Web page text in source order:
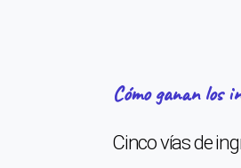
Cómo ganan los
Cinco vías de